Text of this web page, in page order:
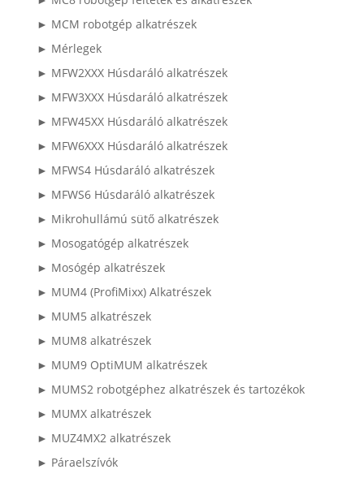
► MCM robotgép alkatrészek
► Mérlegek
► MFW2XXX Húsdaráló alkatrészek
► MFW3XXX Húsdaráló alkatrészek
► MFW45XX Húsdaráló alkatrészek
► MFW6XXX Húsdaráló alkatrészek
► MFWS4 Húsdaráló alkatrészek
► MFWS6 Húsdaráló alkatrészek
► Mikrohullámú sütő alkatrészek
► Mosogatógép alkatrészek
► Mosógép alkatrészek
► MUM4 (ProfiMixx) Alkatrészek
► MUM5 alkatrészek
► MUM8 alkatrészek
► MUM9 OptiMUM alkatrészek
► MUMS2 robotgéphez alkatrészek és tartozékok
► MUMX alkatrészek
► MUZ4MX2 alkatrészek
► Páraelszívók